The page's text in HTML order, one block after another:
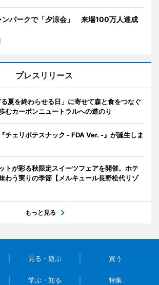
ンパークで「夕涼会」 来場100万人達成
プレスリリース
夏を終わらせる日」に寄せて森と食をつなぐ
むカーボンニュートラルへの道のり
ェリポテスナック - FDA Ver. -』が誕生しま
トが彩る秋限定スイーツフェアを開催。ホテ
わう実りの季節【メルキュール長野松代リゾ
もっと見る
見る・遊ぶ 買う
学ぶ・知る 特集